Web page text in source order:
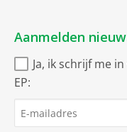
Aanmelden
Ja, ik schrijf me
EP: